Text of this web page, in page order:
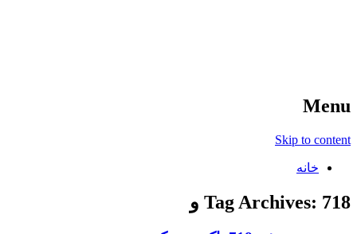
Menu
Skip to content
خانه
Tag Archives: 718 و